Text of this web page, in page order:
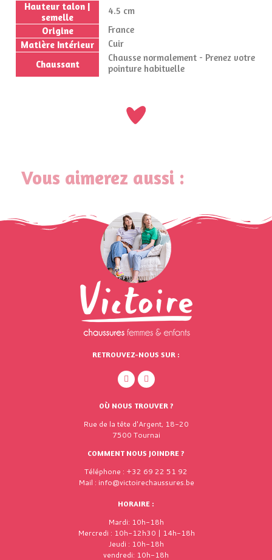
Hauteur talon |
semelle
4.5 cm
Origine
France
Matière Intérieur
Cuir
Chaussant
Chausse normalement - Prenez votre
pointure habituelle
Vous aimerez aussi :
RETROUVEZ-NOUS SUR :
OÙ NOUS TROUVER ?
Rue de la tête d'Argent, 18-20
7500 Tournai
COMMENT NOUS JOINDRE ?
Téléphone : +32 69 22 51 92
Mail : info@victoirechaussures.be
HORAIRE :
Mardi: 10h-18h
Mercredi : 10h-12h30 | 14h-18h
Jeudi : 10h-18h
vendredi: 10h-18h